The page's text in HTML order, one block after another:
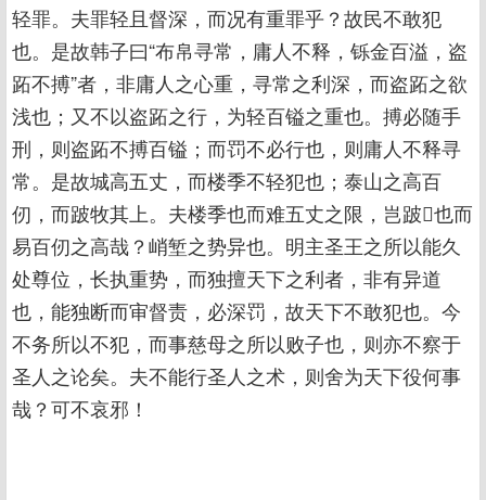
轻罪。夫罪轻且督深，而况有重罪乎？故民不敢犯
也。是故韩子曰“布帛寻常，庸人不释，铄金百溢，盗
跖不搏”者，非庸人之心重，寻常之利深，而盗跖之欲
浅也；又不以盗跖之行，为轻百镒之重也。搏必随手
刑，则盗跖不搏百镒；而罚不必行也，则庸人不释寻
常。是故城高五丈，而楼季不轻犯也；泰山之高百
仞，而跛牧其上。夫楼季也而难五丈之限，岂跛也而
易百仞之高哉？峭堑之势异也。明主圣王之所以能久
处尊位，长执重势，而独擅天下之利者，非有异道
也，能独断而审督责，必深罚，故天下不敢犯也。今
不务所以不犯，而事慈母之所以败子也，则亦不察于
圣人之论矣。夫不能行圣人之术，则舍为天下役何事
哉？可不哀邪！